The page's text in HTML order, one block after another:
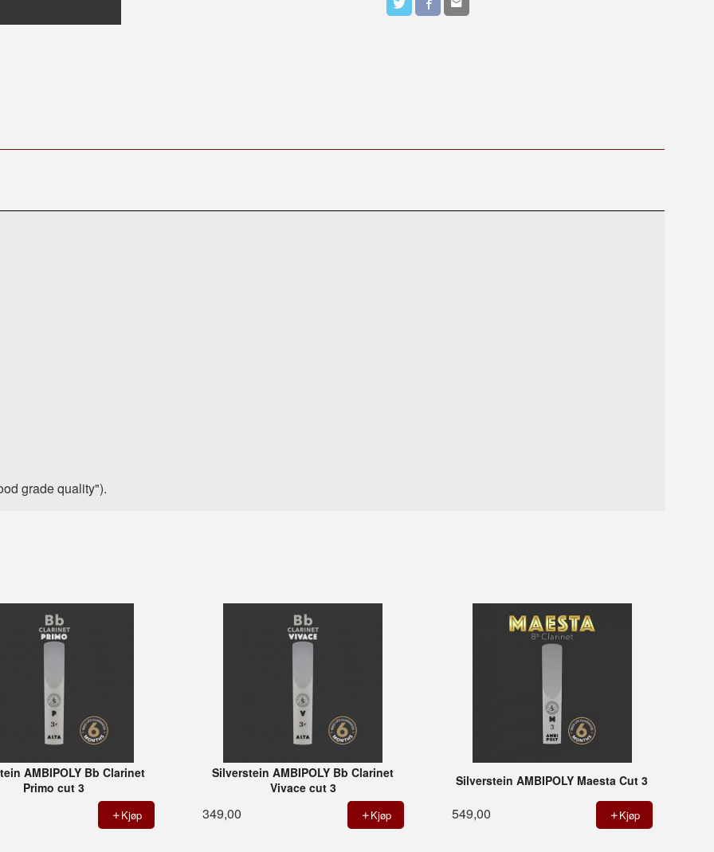
grade quality").
AMBIPOLY Bb Clarinet
Primo cut 3
Kjøp
Silverstein AMBIPOLY Bb Clarinet
Vivace cut 3
349,00 Kjøp
Silverstein AMBIPOLY Maesta Cut 3
549,00 Kjøp